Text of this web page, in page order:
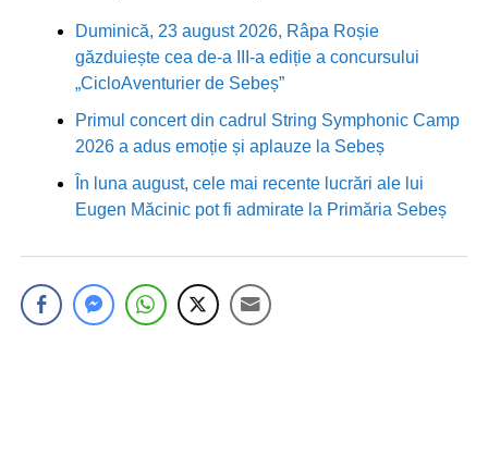
Duminică, 23 august 2026, Râpa Roșie
găzduiește cea de-a III-a ediție a concursului
„CicloAventurier de Sebeș”
Primul concert din cadrul String Symphonic Camp
2026 a adus emoție și aplauze la Sebeș
În luna august, cele mai recente lucrări ale lui
Eugen Măcinic pot fi admirate la Primăria Sebeș